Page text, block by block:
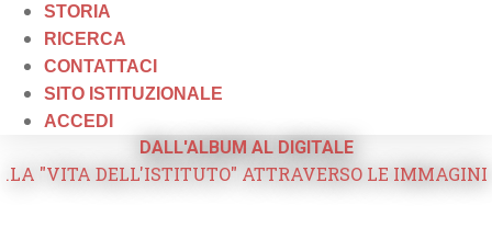
STORIA
RICERCA
CONTATTACI
SITO ISTITUZIONALE
ACCEDI
DALL'ALBUM AL DIGITALE
.LA "VITA DELL'ISTITUTO" ATTRAVERSO LE IMMAGINI